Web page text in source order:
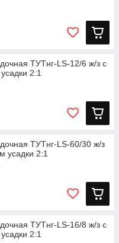
ТУТнг-LS-12/6 ж/з с
2:1
ТУТнг-LS-60/30 ж/з
усадки 2:1
ТУТнг-LS-16/8 ж/з с
2:1